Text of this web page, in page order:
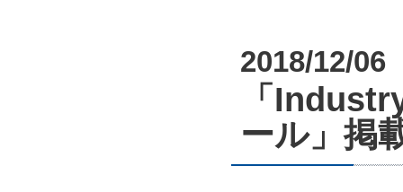
2018/12/06
「
ール」掲